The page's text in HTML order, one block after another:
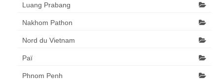
Luang Prabang
Nakhom Pathon
Nord du Vietnam
Paï
Phnom Penh